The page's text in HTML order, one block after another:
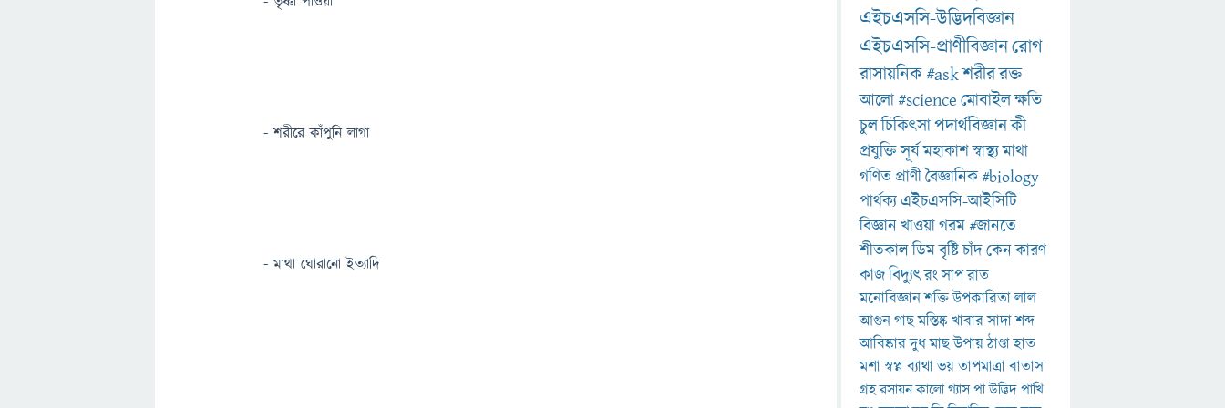
- শরীরে কাঁপুনি লাগা
- মাথা ঘোরানো ইত্যাদি
এইচএসসি-উদ্ভিদবিজ্ঞান
এইচএসসি-প্রাণীবিজ্ঞানরোগ
রাসায়নিক#askশরীররক্ত
আলো#scienceমোবাইলক্ষতি
চুলচিকিৎসাপদার্থবিজ্ঞানকী
প্রযুক্তিসূর্যমহাকাশস্বাস্থ্যমাথা
গণিত প্রাণীবৈজ্ঞানিক#biology
পার্থক্য এইচএসসি-আইসিটি
বিজ্ঞানখাওয়াগরম#জানতে
শীতকালডিমবৃষ্টিচাঁদকেনকারণ
কাজবিদ্যুৎরংসাপরাত
মনোবিজ্ঞানশক্তিউপকারিতালাল
আগুনগাছমস্তিষ্কখাবারসাদাশব্দ
আবিষ্কারদুধমাছউপায়ঠাণ্ডাহাত
মশাস্বপ্নব্যাথাভয়তাপমাত্রাবাতাস
গ্রহরসায়নকালোগ্যাসপাউদ্ভিদপাখি